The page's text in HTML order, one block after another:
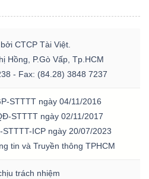
CTCP Tài Việt.
Hồng, P.Gò Vấp, Tp.HCM
- Fax: (84.28) 3848 7237
STTTT ngày 04/11/2016
STTTT ngày 02/11/2017
ICP ngày 20/07/2023
tin và Truyền thông TPHCM
trách nhiệm